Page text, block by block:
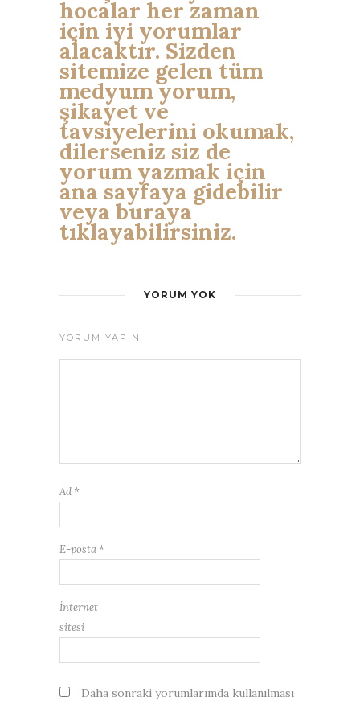
hocalar her zaman
için iyi yorumlar
alacaktır. Sizden
sitemize gelen tüm
medyum yorum,
şikayet ve
tavsiyelerini okumak,
dilerseniz siz de
yorum yazmak için
ana sayfaya gidebilir
veya buraya
tıklayabilirsiniz.
YORUM YOK
YORUM YAPIN
Ad *
E-posta *
İnternet
sitesi
Daha sonraki yorumlarımda kullanılması